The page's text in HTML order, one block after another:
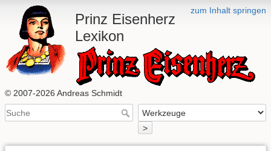
zum Inhalt springen
Prinz Eisenherz
Lexikon
© 2007-2026 Andreas Schmidt
>